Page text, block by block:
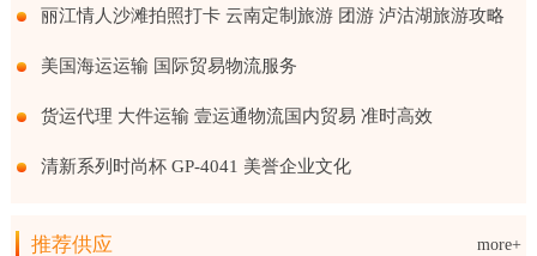
丽江情人沙滩拍照打卡 云南定制旅游 团游 泸沽湖旅游攻略
美国海运运输 国际贸易物流服务
货运代理 大件运输 壹运通物流国内贸易 准时高效
清新系列时尚杯 GP-4041 美誉企业文化
推荐供应 more+